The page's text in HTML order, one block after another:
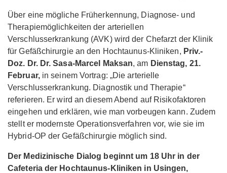
Über eine mögliche Früherkennung, Diagnose- und
Therapiemöglichkeiten der arteriellen
Verschlusserkrankung (AVK) wird der Chefarzt der Klinik
für Gefäßchirurgie an den Hochtaunus-Kliniken, Priv.-
Doz. Dr. Dr. Sasa-Marcel Maksan, am Dienstag, 21.
Februar,in seinem Vortrag: „Die arterielle
Verschlusserkrankung. Diagnostik und Therapie“
referieren. Er wird an diesem Abend auf Risikofaktoren
eingehen und erklären, wie man vorbeugen kann. Zudem
stellt er modernste Operationsverfahren vor, wie sie im
Hybrid-OP der Gefäßchirurgie möglich sind.
Der Medizinische Dialog beginnt um 18 Uhr in der
Cafeteria der Hochtaunus-Kliniken in Usingen,